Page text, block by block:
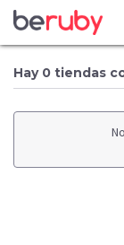
Hay 0 tiendas